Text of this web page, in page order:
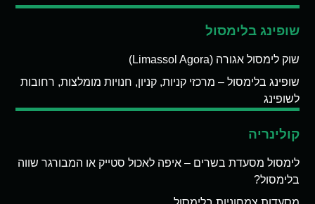
שופינג בלימסול
שוק לימסול אגורה (Limassol Agora)
שופינג בלימסול – מרכזי קניות, קניון, חנויות מומלצות, רחובות
לשופינג
קולינריה
לימסול מסעדת בשרים – איפה לאכול סטייק או המבורגר שווה
בלימסול?